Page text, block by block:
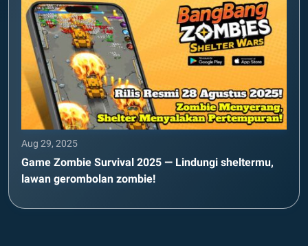
Aug 29, 2025
Game Zombie Survival 2025 — Lindungi sheltermu,
lawan gerombolan zombie!